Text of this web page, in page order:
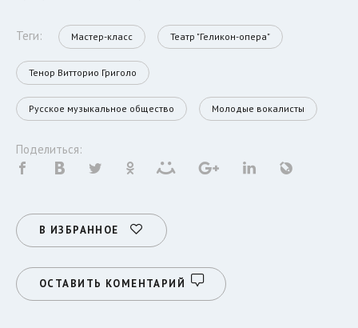
Теги: Мастер-класс Театр "Геликон-опера"
Тенор Витторио Григоло
Русское музыкальное общество Молодые вокалисты
Поделиться:
В ИЗБРАННОЕ
ОСТАВИТЬ КОМЕНТАРИЙ